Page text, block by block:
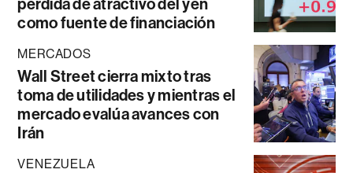
pérdida de atractivo del yen
como fuente de financiación
MERCADOS
Wall Street cierra mixto tras
toma de utilidades y mientras el
mercado evalúa avances con
Irán
VENEZUELA